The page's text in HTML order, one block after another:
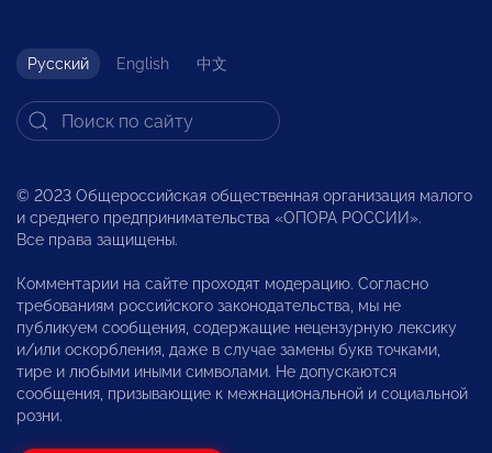
Русский English 中文
© 2023 Общероссийская общественная организация малого
и среднего предпринимательства «ОПОРА РОССИИ».
Все права защищены.
Комментарии на сайте проходят модерацию. Согласно
требованиям российского законодательства, мы не
публикуем сообщения, содержащие нецензурную лексику
и/или оскорбления, даже в случае замены букв точками,
тире и любыми иными символами. Не допускаются
сообщения, призывающие к межнациональной и социальной
розни.